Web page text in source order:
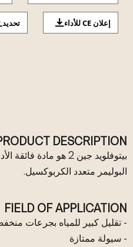
إعلان CE للأداء تحديد
DESCRIPTION
بيتوفلويد جين 2 هو مادة
البوليمر متعدد الكربوكسيل.
FIELD OF APPLICATION
- تقليل كبير للمياه بجرعات
- سيولة ممتازة